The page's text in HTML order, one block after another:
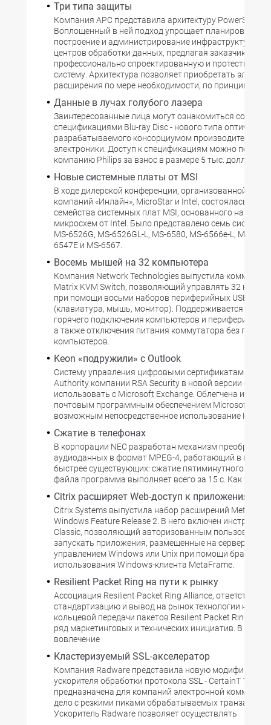
Три типа защиты
Компания APC представила архитектуру
Воплощенный в ней подход упрощает планирование,
построение и администрирование инфраструктуры
центров обработки данных, предлагая заказчику
профессионально спроектированную и
систему. Архитектура позволяет приобретать
расширения по мере необходимости, по принципу
Данные в лучах голубого лазера
Заинтересованные лица могут ознакомиться со
спецификациями Blu-ray Disc - нового типа оптических
разрабатываемого консорциумом производителей
электроники. Доступ к спецификациям можно
компанию Philips за взнос в размере 5 тыс. долл.
Новые системные платы от MSI
В ходе дилерской конференции, организованной
компаний «Инлайн», MicroStar и Intel, состоялась
семейства системных плат MSI, основанного на
микросхем от Intel. Было представлено семь
MS-6526G, MS-6526GL-L, MS-6580, MS-6566e-L, MS-
6547E и MS-6567.
Восемь мышей на 32 компьютера
Компания Network Technologies выпустила
Matrix KVM Switch, позволяющий управлять 32
при помощи восьми наборов периферийных USB-
(клавиатура, мышь, монитор). Поддерживается
горячего подключения компьютеров и периферийных
а также отключения питания коммутатора без
компьютеров.
Keon «подружили» с Outlook
Систему управления цифровыми сертификатами
Authority компании RSA Security в новой версии стало
использовать с Microsoft Exchange. Облегчена
почтовым программным обеспечением Microsoft,
возможным непосредственное использование Keon с
Сжатие в телефонах
В корпорации NEC разработан механизм
аудиоданных в формат MPEG-4, работающий в
быстрее существующих: сжатие пятиминутного
файла программа выполняет всего за 15 с. Как
Citrix расширяет Web-доступ к приложениям
Citrix Systems выпустила набор расширений
Windows Feature Release 2. В него включен
Classic, позволяющий авторизованным
запускать приложения, размещенные на серверах под
управлением Windows или Unix при помощи браузера,
использования Windows-клиента MetaFrame.
Resilient Packet Ring на пути к рынку
Ассоциация Resilient Packet Ring Alliance,
стандартизацию и вывод на рынок технологии
кольцевой передачи пакетов Resilient Packet Ring,
ряд маркетинговых и технических инициатив. В их
вовлечение
Кластеризуемый SSL-акселератор
Компания Radware представила новую модификацию
ускорителя обработки протокола SSL - CertainT 100.
предназначена для компаний электронной
дело с резкими пиками обрабатываемых транзакций.
Ускоритель Radware позволяет осуществлять